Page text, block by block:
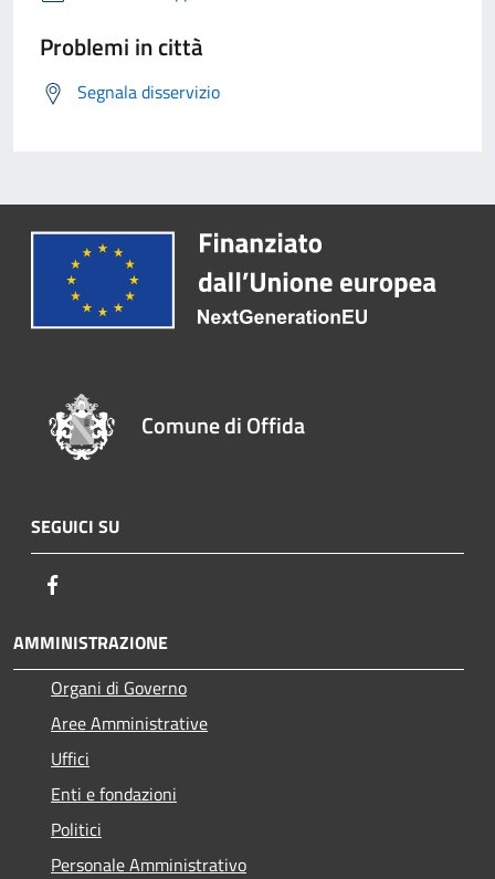
Problemi in città
Segnala disservizio
Comune di Offida
SEGUICI SU
AMMINISTRAZIONE
Organi di Governo
Aree Amministrative
Uffici
Enti e fondazioni
Politici
Personale Amministrativo